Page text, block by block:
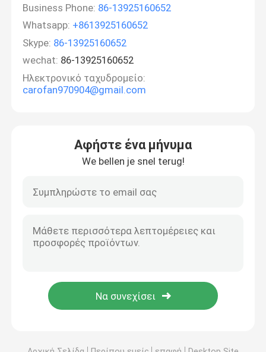
Business Phone: 86-13925160652
Whatsapp: +8613925160652
Skype: 86-13925160652
wechat: 86-13925160652
Ηλεκτρονικό ταχυδρομείο:
carofan970904@gmail.com
Αφήστε ένα μήνυμα
We bellen je snel terug!